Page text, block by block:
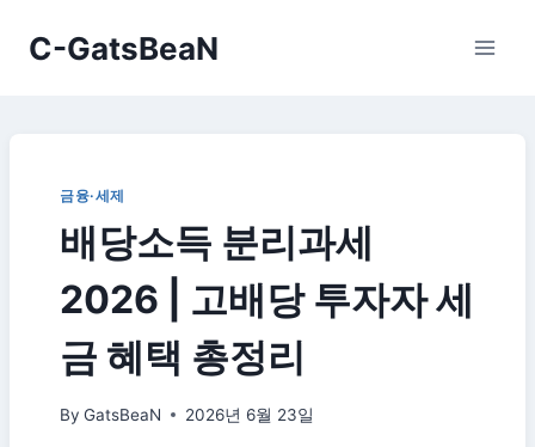
C-GatsBeaN
금융·세제
배당소득 분리과세
2026 | 고배당 투자자 세
금 혜택 총정리
By GatsBeaN 2026년 6월 23일